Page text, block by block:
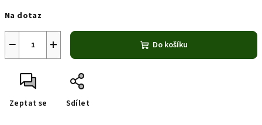
cena:
Na dotaz
+
− Do košíku
Zeptat se Sdílet